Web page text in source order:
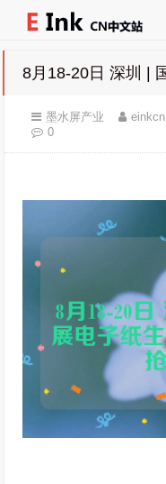
墨水屏产业 einkcn
0